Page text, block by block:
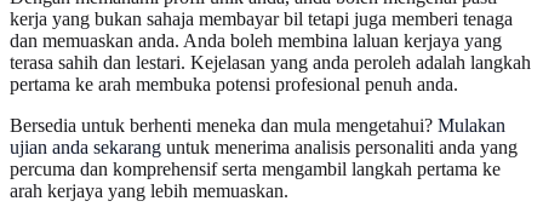
kerja yang bukan sahaja membayar bil tetapi juga memberi tenaga
dan memuaskan anda. Anda boleh membina laluan kerjaya yang
terasa sahih dan lestari. Kejelasan yang anda peroleh adalah langkah
pertama ke arah membuka potensi profesional penuh anda.
Bersedia untuk berhenti meneka dan mula mengetahui? Mulakan
ujian anda sekarang untuk menerima analisis personaliti anda yang
percuma dan komprehensif serta mengambil langkah pertama ke
arah kerjaya yang lebih memuaskan.